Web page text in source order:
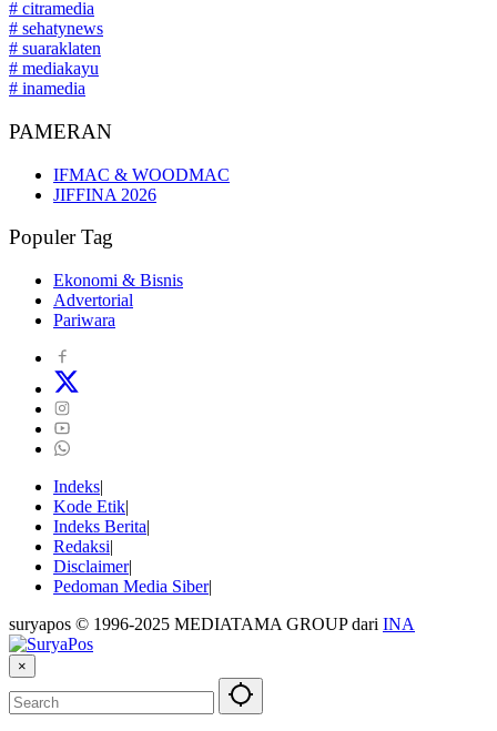
# citramedia
# sehatynews
# suaraklaten
# mediakayu
# inamedia
PAMERAN
IFMAC & WOODMAC
JIFFINA 2026
Populer Tag
Ekonomi & Bisnis
Advertorial
Pariwara
Indeks
Kode Etik
Indeks Berita
Redaksi
Disclaimer
Pedoman Media Siber
suryapos © 1996-2025 MEDIATAMA GROUP dari INA
×